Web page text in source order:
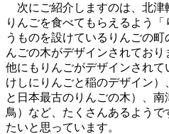
次にご紹介しますのは、北
りんごを食べてもらえるよう
うものを設けているりんごの
んごの木がデザインされており
他にもりんごがデザインされて
けしにりんごと稲のデザイン
と日本最古のりんごの木）、
鳥）など、たくさんあるよう
たいと思っています。